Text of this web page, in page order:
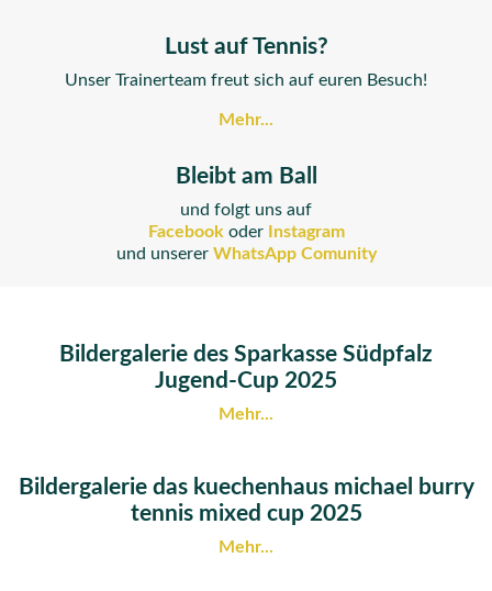
Lust auf Tennis?
Unser Trainerteam freut sich auf euren Besuch!
Mehr...
Bleibt am Ball
und folgt uns auf
Facebook oder
Instagram
und unserer WhatsApp Comunity
Bildergalerie des Sparkasse Südpfalz
Jugend-Cup 2025
Mehr...
Bildergalerie das kuechenhaus michael burry
tennis mixed cup 2025
Mehr...